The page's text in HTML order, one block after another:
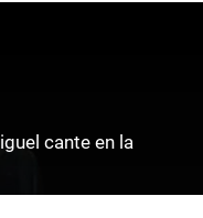
cante en la